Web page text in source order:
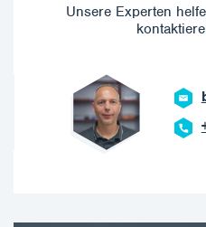
Unsere Experten